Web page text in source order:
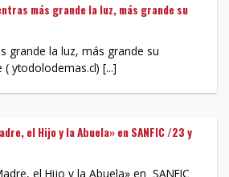
más grande la luz, más grande su
grande la luz, más grande su
( ytodolodemas.cl) [...]
el Hijo y la Abuela» en SANFIC /23 y
el Hijo y la Abuela» en SANFIC